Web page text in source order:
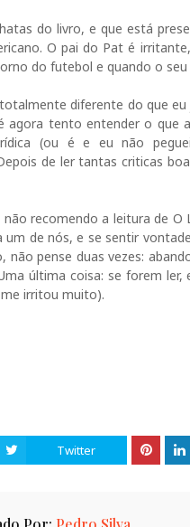
do livro, e que está
O pai do Pat é
do futebol e quando o
diferente do que
agora tento entender o que
(ou é e eu não
de ler tantas criticas
não recomendo a leitura de
um de nós, e se sentir
não pense duas vezes:
última coisa: se forem
irritou muito).
Twitter